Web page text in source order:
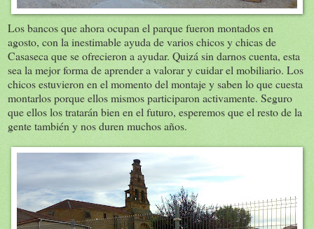
Los bancos que ahora ocupan el parque fueron montados en
agosto, con la inestimable ayuda de varios chicos y chicas de
Casaseca que se ofrecieron a ayudar. Quizá sin darnos cuenta, esta
sea la mejor forma de aprender a valorar y cuidar el mobiliario. Los
chicos estuvieron en el momento del montaje y saben lo que cuesta
montarlos porque ellos mismos participaron activamente. Seguro
que ellos los tratarán bien en el futuro, esperemos que el resto de la
gente también y nos duren muchos años.